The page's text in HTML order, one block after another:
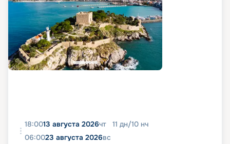
18:0013 августа 2026чт 11 дн/10 нч
06:0023 августа 2026вс